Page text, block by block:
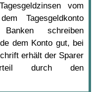
vom
Tagesgeldkonto
schreiben
dem Konto gut, bei
erhält der Sparer
durch den